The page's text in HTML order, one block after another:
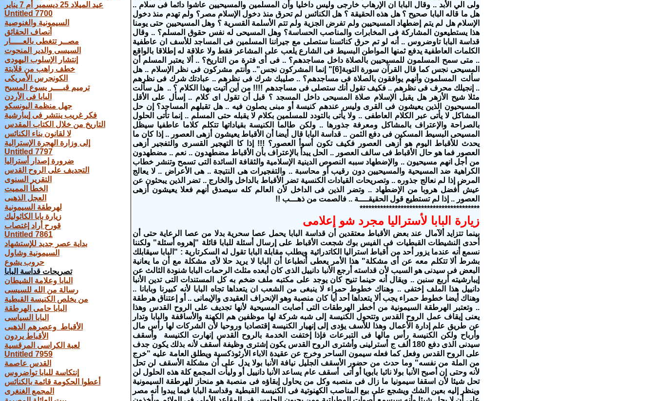
عيد الميلاد 25 ديسمبر أم 7 يناير
Untitled 7700
السيمونية والغنوصية
أنصاف الحقائق
مصــر تتغطى بالعـــــار
السيسى والدير المنحوت
إنتشار الإسلوب اليهودى
خطف راهب من قلايتة
الكونجرس الأمريكى
ترميم قبــــر يسوع المسيح
البابا فى الأردن
جهل منظمة اليونسكو
فكر غريب ينتشر فى إيبارشية
التاريخ من خلال الكتاب المقدس
لا لقانون بناء الكنائس
إلى وزارة الهجرة الإسترالية
Untitled 7797
ضرورة إصدار أستراليا
التجديف على الروح القدس
التقرير السنوى
الخطأ المميت
العجل الذهبى
لهرطقة السيمونية
زيارة بابا الكاثوليك
قورح أراد إغتصاب
Untitled 7861
بداية عصر جديد للإستشهاد
السيمونية وشاول
حروب يشوع
تصريحات قداسة البابا
البابا وعلامة الشيطان
رسالة من الله للسيسى
من يخلص الكنيسة القبطية
البابا حامى الهرطقة
البابا السياسى
الأقباط وعصرهم الذهبى
الأقباط يردون
لعبة الكراسى المرقسية
Untitled 7959
القدس عاصمة
إنتكاسة للبابا تواضروس
أعطوا الحكومة قائمة بالكنائس
المجمع الغنغرى
ولى الي الأبد .. وقال البابا ان الإرهاب خارجى وليس داخليا وأن المسلمين والمسيحيين عاشوا دائما فى سلام ..
هل ما قاله البابا صحيح ؟ هل هذه الحقيقة ؟ هل الكنائس لم تحرق منذ دخول الإسلام مصر؟ ولم تهدم منذ دخول
الإسلام هل لم يتم إضطهاد المسيحيين ولم تفرض الجزية ولم تتم الأسلمة القسرية ؟ وهل المسيحيين حتى يومنا
هذا يستطيعون المشاركة فى المخابرات والمناصب الحساسة؟ وهل المسيحى له نفس حقوق المسلم؟ .. وقال
قداسة البابا تاوضروس .. أنه لو تم حرق كنائسنا ستصلى مع جيراننا المسلمين فى المساجد للأسف ان عاطفية
الكلمات العاطفية يدفع ثمنها المواطن البسيط فى الشارع يلعب على المشاعر فقط ولا علاقة له إطلاقا بالواقع
.. متى سمح المسلمون للمسيحيين بالصلاة داخل مساجدهم؟ .. فى أى فترة من التاريخ؟ .. ألا يعتبر المسلم أن
المسيحى نجس كما قال القرآن سورة التوبة[6]" إنما المشركون نجس".. وأنتم مشركون فى نظر الإسلام .. هل
سألت المسلمون وأنهم يوافقون بالصلاة فى مساجدهم؟ .. صليبك شرك فى نظرهم .. عبادتك شرك فى نظرهم
.. إنجيلك محرف فى نظرهم .. فكيف تقول أنك ستصلى فى مساجدهم !!!! من أين أتيت بهذا الكلام ؟ .. هل سألت
مثلا شيح الأزهر هل يقبل الإسلام صلاة المسيحى داخل المسجد ؟ قبل أن تقول اى كلام .. إسأل على الأقل
المسيحيون الذين يعيشون فى القرى وليس عندهم كنيسة أو مبنى يصلون فيه .. هل تقبلهم المساجد؟ إن حل
المشاكل لا يأتى عبر الكلام العاطفى .. ولا يأتى بالتودد للمسلمين بكلام لا يقبله حتى المسلم .. إنما تأتى الحلول
بالصراحة والإعتراف بالمشاكل ومعرفة جذورها .. ولكن طالما الكنيسة بقياداتها تتكلم كلاما عاطفيا سيظل
المسيحى البسيط المسكين فى دفع الثمن .. قداسة البابا قال أيضا أن الأقباط يعيشون أزهى العصور .. إذا كان ما
يحدث للأقباط اليوم هو أزهى العصور فكيف تكون أسوأ العصور؟ !!! إذا كا التهجير القسرى والتفجير أزهى
العصور فما هو حال الأقباط فى سالف العصور .. الحل يبدأ بالإعتراف بأن الأقباط مضطهدون .. نعم .. مضطهدون
من أجل انهم مسيحيون .. والإضطهاد سببه النصوص الدينية الإسلامية والثقافة السائدة التى تسمح وتنشر خطاب
الكراهية ضد المسيحية والمسيحيين دون رقيب أو محاسبة .. والتفجيرات هى النتيجة .. هى الأعراض .. لا يعالج
المرض إذا لم نعالج جذوره .. وتصريحات القيادات الكنسية تضر الأقباط بالداخل والخارج .. تضر الذين يبحثون عن
عيش أفضل هروبا من الإضطهاد .. وتضر الذين فى الداخل لأن العالم كله سيصدق أنهم فعلا يعيشون أزهى
العصور .. إذا لم تستطيع قول الحقيقــــة .. فالصمت من ذهـــب !!
*****************************************
زيارة البابا لأستراليا مجرد شو إعلامى
بينما تتزايد ألآمال عند بعض الأقباط معتقدين أن قداسة البابا يحمل عصا سحرية بدلا من عصا الرعاية حتى أن
أحدى النشيطات القبطيات فى الفيس بوك شجعت الأقباط على إرسال أسئلة للبابا قائلة "إهروه أسئلة" ولكننا
نسمع أنه عندما يزور أحد من أقباط استراليا الكاتدرائية ويطلب مقابلة البابا تقول له السكرتارية : "البابا سيقابلك
بشرط ألا تتكلم معه عن أى مشكلة" هذا الأمر يعطى أنطباعا أن البابا لا يريد حلا لأى مشكلة مع أن ما يعانية
البعض فى سيدنى هو السبب لأن قداسته أرجع الأنبا دانييل الذى كان أبعده مثلث الرحمات البابا شنودة الثالث عن
إيبارشيته أربع سنبن .. ويقال أنه حينما تنيح كان يوجد على مكتبه ملف ضخم به كل المستندات التى تدين الأنبا
دانييل هذا الملف إختفى .. وهناك خطوط حمراء لا ينبغى من الشعب ان يتعداها تجاه البابا لأنه كبيرنا وبابانا ..
وهناك أيضا خطوط حمراء يجب ألا يتعداها أحد أيا كان منصبة وهو الإنحراف العقيدى والإيمانى .. أو إعتناق هرطقة
.. وتعتبر الهرطقة السيمونية من أخطر الهرطقات التى أصابت المسيحية لأنها تجديف على الروح القدس وهذا
يعنى إيقاف عمل الروح القدس وتتحول الكنيسة إلى شبه شركة لها موظفين هم الكهنة والأساقفة والبابا وتدار
عن طريق علم إدارة الأعمال وهذا للأسف يؤدى إلى إنهيار الكنيسة إقتصاديا وروحيا لأن الشركات لها رأس مال
وأرباح ولكن الكنيسة رأس مالها فى التبرعات فإذا إختفت الخدمة بالروح القدس إنهارت الكنيسة وأسقف
سيدنى الذى دفع 180 ألف ج أسترلينى وأشترى الروح القدس يكون إشترى وظيفة أسقف لأنه بذلك يكون جدف
على الروح القدس وفعل كما فعله سيمون الساحر وخرج عن عقيدة الاباء الأرثوذكسية ويطلق العامة عليه "خرج
من الملة من نفسه" وما حدث من حضور الأسقف الجليل نيافة الأنبا بولا يدل على أن مشكلة الأسقف لن تحل
لأنه وحتى إن أصبح الأنبا بولا نائبا بابويا أو أتى أسقف عام يساعد الأنبا دانييل أو وليأت المجمع كلة هذه الحلول لن
تحل شيئا لأن اسقفا سيمونيا ما زال فى منصبه وكل من يحاول إبقاؤه فى منصبة هو منحاز للهرطقة السيمونية
وينظر إليه بعين الشك ويشجع على بيع المناصب الكهنوتية فى الكنيسة القبطية وقداسة البابا فيما يبدوا أنه مصر